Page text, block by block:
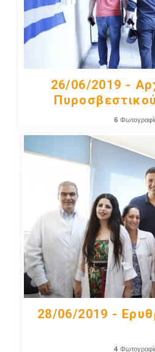
26/06/2019 -
6
28/06/2019 -
4